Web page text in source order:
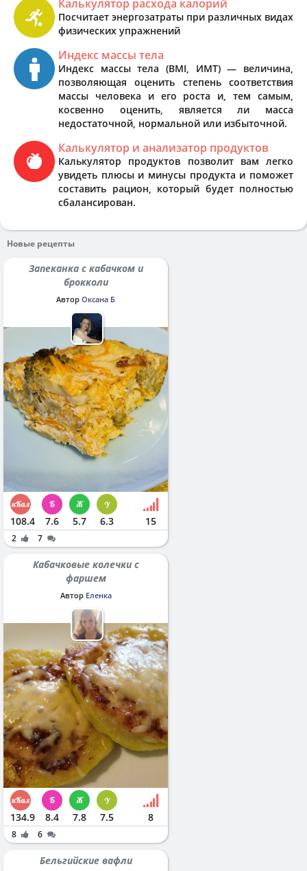
Калькулятор расхода калорий
Посчитает энергозатраты при различных видах
физических упражнений
Индекс массы тела
Индекс массы тела (BMI, ИМТ) — величина,
позволяющая оценить степень соответствия
массы человека и его роста и, тем самым,
косвенно оценить, является ли масса
недостаточной, нормальной или избыточной.
Калькулятор и анализатор продуктов
Калькулятор продуктов позволит вам легко
увидеть плюсы и минусы продукта и поможет
составить рацион, который будет полностью
сбалансирован.
Новые рецепты
Запеканка с кабачком и
брокколи
Автор Оксана Б
108.4 7.6 5.7 6.3 15
2 7
Кабачковые колечки с
фаршем
Автор Еленка
134.9 8.4 7.8 7.5 8
8 6
Бельгийские вафли